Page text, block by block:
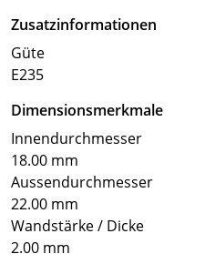
Zusatzinformationen
Güte
E235
Dimensionsmerkmale
Innendurchmesser
18.00 mm
Aussendurchmesser
22.00 mm
Wandstärke / Dicke
2.00 mm